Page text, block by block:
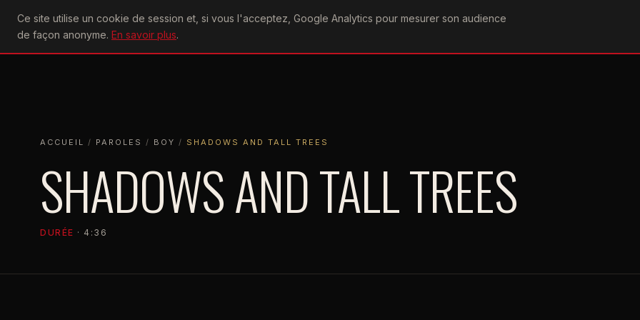
Ce site utilise un cookie de session et, si vous l'acceptez, Google Analytics pour mesurer son audience
de façon anonyme. En savoir plus.
U2achtung
ACCUEIL
ACTU CONCERTS DISCOGRAPHIEPAROLESVIDÉOGRAPHIEFORUMS
ACCUEIL / PAROLES / BOY / SHADOWS AND TALL TREES
SHADOWS AND TALL TREES
DURÉE · 4:36